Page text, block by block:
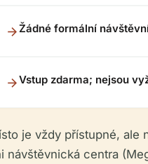
Žádné formální
Vstup zdarma; nejsou
je vždy přístupné, ale
návštěvnická centra